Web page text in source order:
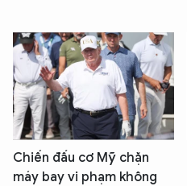
Chiến đấu cơ Mỹ chặn
máy bay vi phạm không